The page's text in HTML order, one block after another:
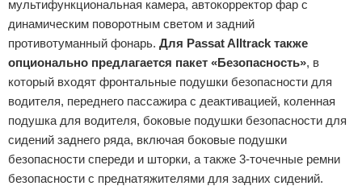
мультифункциональная камера, автокорректор фар с
динамическим поворотным светом и задний
противотуманный фонарь. Для Passat Alltrack также
опционально предлагается пакет «Безопасность», в
который входят фронтальные подушки безопасности для
водителя, переднего пассажира с деактивацией, коленная
подушка для водителя, боковые подушки безопасности для
сидений заднего ряда, включая боковые подушки
безопасности спереди и шторки, а также 3-точечные ремни
безопасности с преднатяжителями для задних сидений.